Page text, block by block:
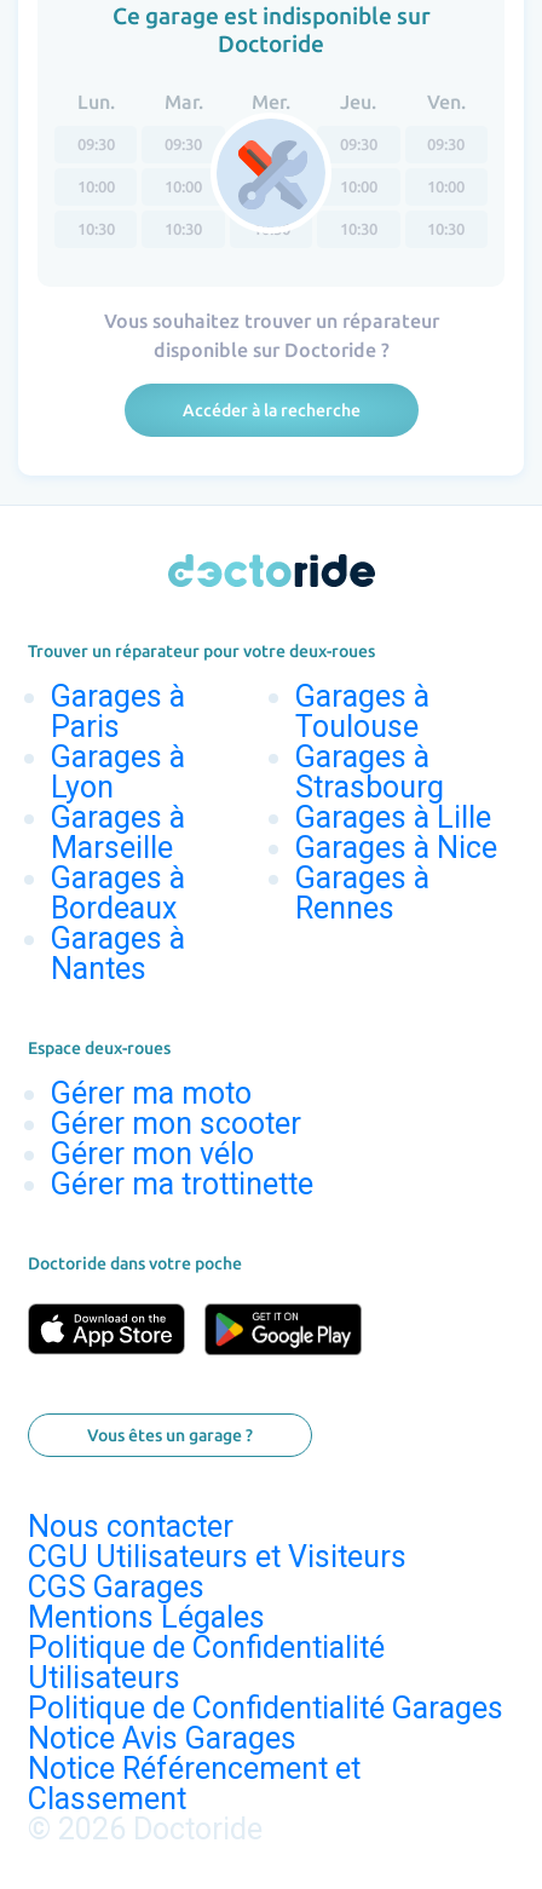
Ce garage est indisponible sur
Doctoride
Lun.
09:30
10:00
10:30
Mar.
09:30
10:00
10:30
Mer.
09:30
10:00
10:30
Jeu.
09:30
10:00
10:30
Ven.
09:30
10:00
10:30
Vous souhaitez trouver un réparateur
disponible sur Doctoride ?
Accéder à la recherche
Trouver un réparateur pour votre deux-roues
Garages à
Paris
Garages à
Lyon
Garages à
Marseille
Garages à
Bordeaux
Garages à
Nantes
Garages à
Toulouse
Garages à
Strasbourg
Garages à Lille
Garages à Nice
Garages à
Rennes
Espace deux-roues
Gérer ma moto
Gérer mon scooter
Gérer mon vélo
Gérer ma trottinette
Doctoride dans votre poche
Vous êtes un garage ?
Nous contacter
CGU Utilisateurs et Visiteurs
CGS Garages
Mentions Légales
Politique de Confidentialité
Utilisateurs
Politique de Confidentialité Garages
Notice Avis Garages
Notice Référencement et
Classement
© 2026 Doctoride